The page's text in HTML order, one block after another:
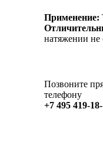
Применение:
натяжении не
Позвоните
телефону
+7 495 419-